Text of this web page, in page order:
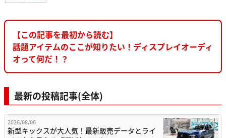
【この記事を最初から読む】
話題アイテムのここが知りたい！ディスプレイオーディ
オって何だ！？
最新の投稿記事(全体)
2026/08/06
新型キックスが大人気！最新販売データとライ